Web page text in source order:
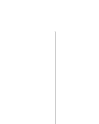
хочешь-едь. Киев
Нет столько гонора